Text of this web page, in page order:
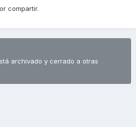
compartir.
archivado y cerrado a otras